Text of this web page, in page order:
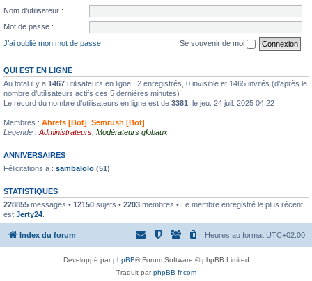
Nom d’utilisateur :
Mot de passe :
J’ai oublié mon mot de passe
Se souvenir de moi
QUI EST EN LIGNE
Au total il y a 1467 utilisateurs en ligne : 2 enregistrés, 0 invisible et 1465 invités (d’après le
nombre d’utilisateurs actifs ces 5 dernières minutes)
Le record du nombre d’utilisateurs en ligne est de 3381 , le jeu. 24 juil. 2025 04:22
Membres : Ahrefs [Bot] Semrush [Bot]
Légende : Administrateurs Modérateurs globaux
ANNIVERSAIRES
Félicitations à : sambalolo (51)
STATISTIQUES
228855 messages • 12150 sujets • 2203 membres • Le membre enregistré le plus récent
est Jerty24
Index du forum Heures au format UTC+02:00
Développé parphpBB® Forum Software © phpBB Limited
Traduit parphpBB-fr.com